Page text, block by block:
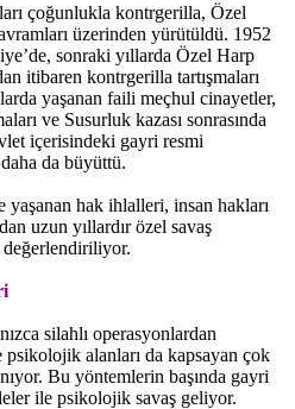
çoğunlukla kontrgerilla, Özel
üzerinden yürütüldü. 1952
sonraki yıllarda Özel Harp
itibaren kontrgerilla tartışmaları
yaşanan faili meçhul cinayetler,
ve Susurluk kazası sonrasında
içerisindeki gayri resmi
da büyüttü.
hak ihlalleri, insan hakları
uzun yıllardır özel savaş
değerlendiriliyor.
silahlı operasyonlardan
alanları da kapsayan çok
Bu yöntemlerin başında gayri
ile psikolojik savaş geliyor.